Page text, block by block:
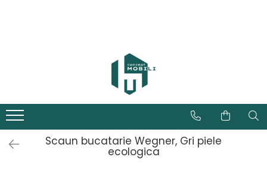
Scaun bucatarie Wegner, Gri piele
ecologica